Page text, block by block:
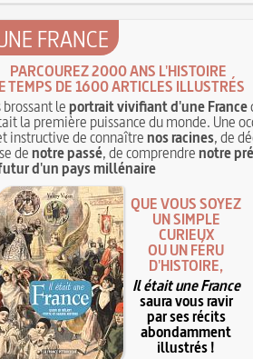
FRANCE
PARCOUREZ 2000 ANS L'HISTOIRE
TEMPS DE 1600 ARTICLES ILLUSTRÉS
brossant leportrait vivifiant d'une France
la première puissance du monde. Une
instructive de connaîtrenos racines, de
denotre passé, de comprendrenotre
d'un pays millénaire
QUE VOUS SOYEZ
UN SIMPLE
CURIEUX
OU UN FÉRU
D'HISTOIRE,
Il était une France
saura vous ravir
par ses récits
abondamment
illustrés !